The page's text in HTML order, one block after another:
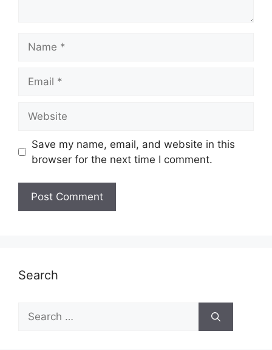
Save my name, email, and website in this
browser for the next time I comment.
Search
Search
for: